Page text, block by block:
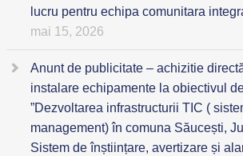
lucru pentru echipa comunitara
mai 15, 2026
Anunt de publicitate – achizitie
instalare echipamente la obiectivul
”Dezvoltarea infrastructurii TIC (
management) în comuna Săucești,
Sistem de înștiințare, avertizare și